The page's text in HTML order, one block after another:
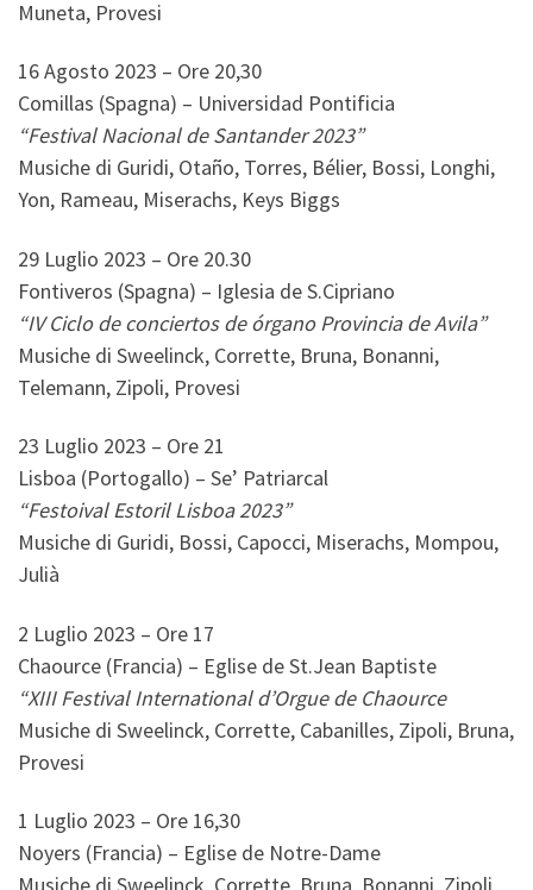
Muneta, Provesi
16 Agosto 2023 – Ore 20,30
Comillas (Spagna) – Universidad Pontificia
“Festival Nacional de Santander 2023”
Musiche di Guridi, Otaño, Torres, Bélier, Bossi, Longhi,
Yon, Rameau, Miserachs, Keys Biggs
29 Luglio 2023 – Ore 20.30
Fontiveros (Spagna) – Iglesia de S.Cipriano
“IV Ciclo de conciertos de órgano Provincia de Avila”
Musiche di Sweelinck, Corrette, Bruna, Bonanni,
Telemann, Zipoli, Provesi
23 Luglio 2023 – Ore 21
Lisboa (Portogallo) – Se’ Patriarcal
“Festoival Estoril Lisboa 2023”
Musiche di Guridi, Bossi, Capocci, Miserachs, Mompou,
Julià
2 Luglio 2023 – Ore 17
Chaource (Francia) – Eglise de St.Jean Baptiste
“XIII Festival International d’Orgue de Chaource
Musiche di Sweelinck, Corrette, Cabanilles, Zipoli, Bruna,
Provesi
1 Luglio 2023 – Ore 16,30
Noyers (Francia) – Eglise de Notre-Dame